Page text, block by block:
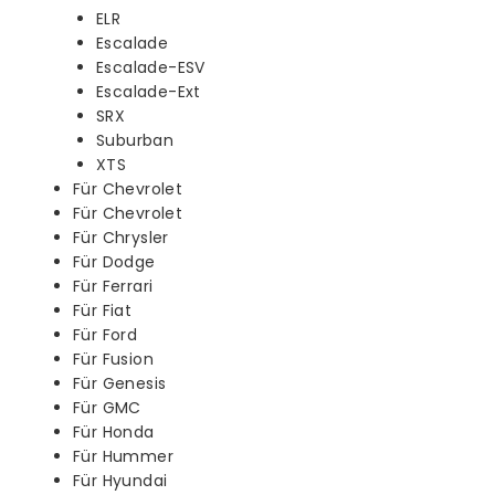
ELR
Escalade
Escalade-ESV
Escalade-Ext
SRX
Suburban
XTS
Für Chevrolet
Für Chevrolet
Für Chrysler
Für Dodge
Für Ferrari
Für Fiat
Für Ford
Für Fusion
Für Genesis
Für GMC
Für Honda
Für Hummer
Für Hyundai